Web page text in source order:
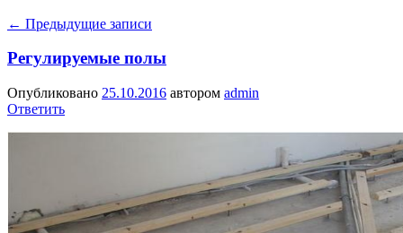
← Предыдущие записи
Регулируемые полы
Опубликовано 25.10.2016 автором admin
Ответить